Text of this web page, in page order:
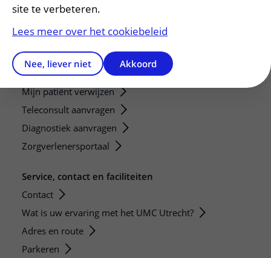
Research groups
Verwijzers
Mijn patiënt verwijzen
Teleconsult aanvragen
Diagnostiek aanvragen
Zorgverlenersportaal
Service, contact en faciliteiten
Contact
Wat is uw ervaring met het UMC Utrecht?
Adres en route
Parkeren
site te verbeteren.
Lees meer over het cookiebeleid
Nee, liever niet Akkoord